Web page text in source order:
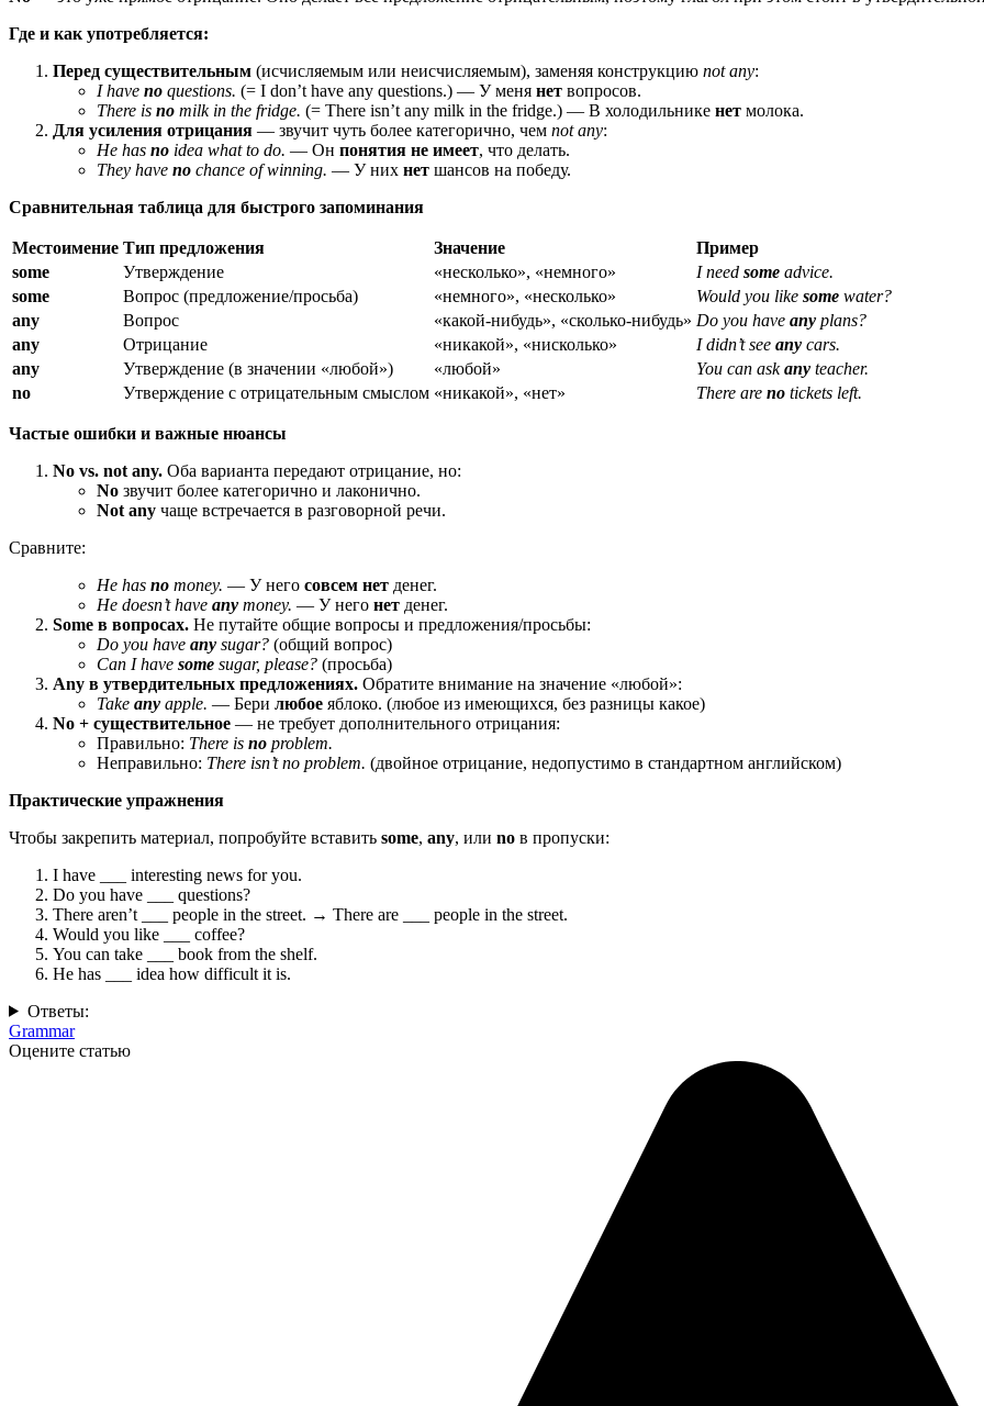
Где и как употребляется:
Перед существительным (исчисляемым или неисчисляемым), заменяя конструкцию not any:
I have no questions. (= I don’t have any questions.) — У меня нет вопросов.
There is no milk in the fridge. (= There isn’t any milk in the fridge.) — В холодильнике нет молока.
Для усиления отрицания — звучит чуть более категорично, чем not any:
He has no idea what to do. — Он понятия не имеет, что делать.
They have no chance of winning. — У них нет шансов на победу.
Сравнительная таблица для быстрого запоминания
Местоимение Тип предложения Значение
Пример
some
Утверждение «несколько», «немного» I need some advice.
some
Вопрос (предложение/просьба) «немного», «несколько» Would you like some water?
any
Вопрос «какой‑нибудь», «сколько‑нибудь» Do you have any plans?
any
Отрицание «никакой», «нисколько» I didn’t see any cars.
any
Утверждение (в значении «любой») «любой» You can askany teacher.
no
Утверждение с отрицательным смыслом «никакой», «нет» There are no tickets left.
Частые ошибки и важные нюансы
No vs. not any. Оба варианта передают отрицание, но:
No звучит более категорично и лаконично.
Not any чаще встречается в разговорной речи.
Сравните:
He has no money. — У него совсем нет денег.
He doesn’t have any money. — У него нет денег.
Some в вопросах. Не путайте общие вопросы и предложения/просьбы:
Do you have any sugar? (общий вопрос)
Can I have some sugar, please? (просьба)
Any в утвердительных предложениях. Обратите внимание на значение «любой»:
Take any apple. — Бери любое яблоко. (любое из имеющихся, без разницы какое)
No + существительное — не требует дополнительного отрицания:
Правильно: There is no problem.
Неправильно: There isn’t no problem. (двойное отрицание, недопустимо в стандартном английском)
Практические упражнения
Чтобы закрепить материал, попробуйте вставить some, any, или no в пропуски:
I have ___ interesting news for you.
Do you have ___ questions?
There aren’t ___ people in the street. → There are ___ people in the street.
Would you like ___ coffee?
You can take ___ book from the shelf.
He has ___ idea how difficult it is.
Ответы:
Grammar
Оцените статью